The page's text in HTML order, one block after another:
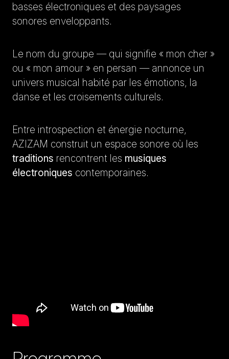
basses électroniques et des paysages
sonores enveloppants.
Le nom du groupe — qui signifie « mon cher »
ou « mon amour » en persan — annonce un
univers musical habité par les émotions, la
danse et les croisements culturels.
Entre introspection et énergie nocturne,
AZIZAM construit un espace sonore où les
traditions rencontrent les musiques
électroniques contemporaines.